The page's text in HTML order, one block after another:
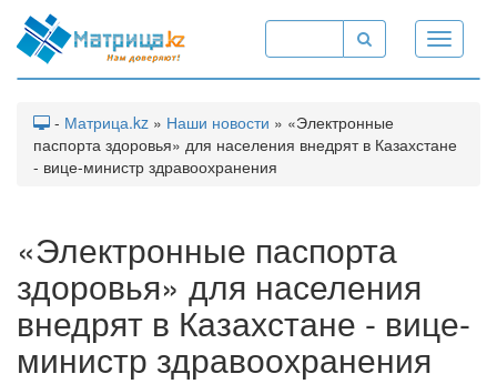
Toggle
- Матрица.kz » Наши новости » «Электронные
паспорта здоровья» для населения внедрят в Казахстане
- вице-министр здравоохранения
«Электронные паспорта
здоровья» для населения
внедрят в Казахстане - вице-
министр здравоохранения